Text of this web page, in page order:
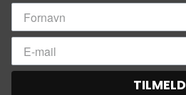
TILMELD